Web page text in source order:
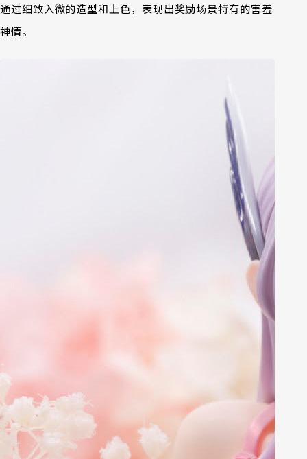
上色 Take
摄影：KON（@figuephoto）、
Takemura/SHUEISHA, Chained
注意事项
※商品发售、规格可能因各种情况而变
更、延期或取消。
※本手办无法自行站立，请使用附带的
底座进行展示。
通过细致入微的造型和上色，表现出奖励场景特有的害羞
神情。